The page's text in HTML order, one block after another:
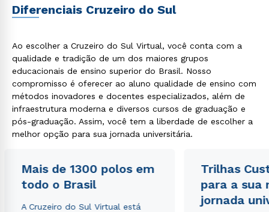
Diferenciais Cruzeiro do Sul
Ao escolher a Cruzeiro do Sul Virtual, você conta com a
qualidade e tradição de um dos maiores grupos
educacionais de ensino superior do Brasil. Nosso
compromisso é oferecer ao aluno qualidade de ensino com
métodos inovadores e docentes especializados, além de
infraestrutura moderna e diversos cursos de graduação e
pós-graduação. Assim, você tem a liberdade de escolher a
melhor opção para sua jornada universitária.
Mais de 1300 polos em
todo o Brasil
A Cruzeiro do Sul Virtual está
Trilhas
para a sua
jornada